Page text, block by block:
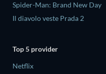
Spider-Man: Brand New Day
Il diavolo veste Prada 2
Top 5 provider
Netflix